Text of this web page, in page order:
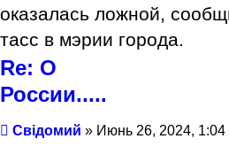
оказалась ложной,
тасс в мэрии города.
Re: О
России.....
Сообщение
Свідомий » Июнь 26, 2024, 1:04